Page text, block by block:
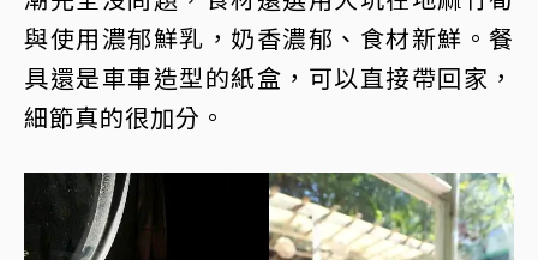
與使用濃郁鮮乳，奶香濃郁、食材新鮮。餐
具還是車車造型的紙盒，可以直接帶回家，
細節真的很加分。